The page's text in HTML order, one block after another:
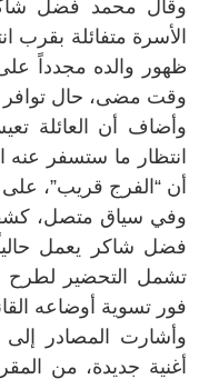
وقال محمد فضل
الأسرة متفائلة بقرب
ظهور والده مجدداً
وقت مضى، حال توافر
وأضاف أن العائلة
انتظار ما ستسفر عنه
أن “الفرج قريب”، على
وفي سياق متصل،
فضل شاكر يعمل
تشمل التحضير لطرح
فور تسوية أوضاعه
أغنية جديدة، من